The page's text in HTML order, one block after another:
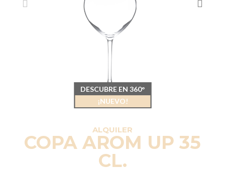
ALQUILER
COPA AROM UP 35
CL.
DESCUBRE EN 360°
¡NUEVO!